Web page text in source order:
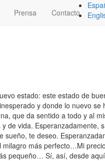
Prensa Contacto
estado: este estado de
y donde lo nuevo
que da sentido a todo y al
de vida. Esperanzadamente,
te deseo.
más perfecto…Mi
pequeño… Sí, así, desde